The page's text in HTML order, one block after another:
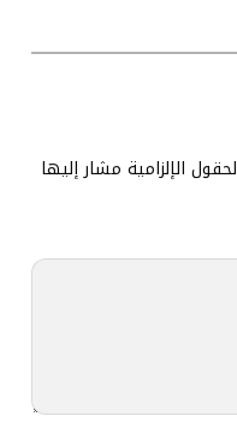
الإلزامية مشار إليها